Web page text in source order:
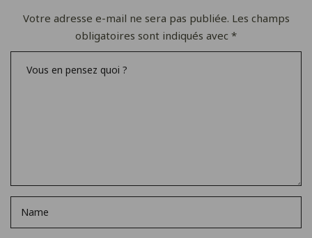
Votre adresse e-mail ne sera pas publiée. Les champs
obligatoires sont indiqués avec *